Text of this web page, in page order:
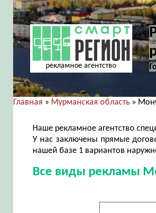
рекламное агентство
Главная » Мурманская область»
Наше рекламное агентство
У нас заключены прямые
нашей базе 1 вариантов
Все виды рекламы